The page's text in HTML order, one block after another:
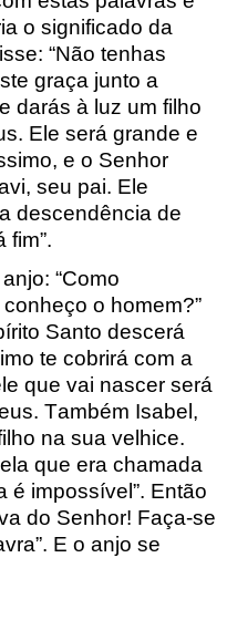
o significado da
“Não tenhas
graça junto a
darás à luz um filho
Ele será grande e
e o Senhor
seu pai. Ele
descendência de
fim”.
“Como
o homem?”
Santo descerá
te cobrirá com a
que vai nascer será
Também Isabel,
na sua velhice.
que era chamada
é impossível”. Então
do Senhor! Faça-se
E o anjo se